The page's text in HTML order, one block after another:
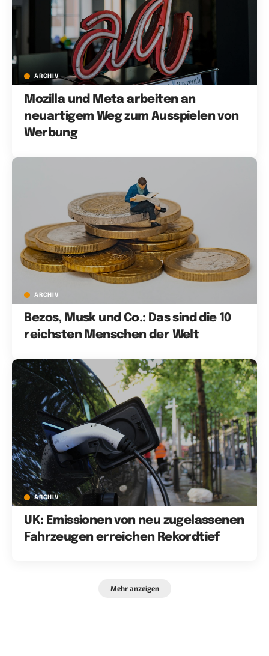
ARCHIV
Mozilla und Meta arbeiten an
neuartigem Weg zum Ausspielen von
Werbung
ARCHIV
Bezos, Musk und Co.: Das sind die 10
reichsten Menschen der Welt
ARCHIV
UK: Emissionen von neu zugelassenen
Fahrzeugen erreichen Rekordtief
Mehr anzeigen